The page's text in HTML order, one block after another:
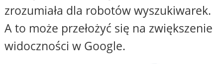
zrozumiała dla robotów wyszukiwarek.
A to może przełożyć się na zwiększenie
widoczności w Google.